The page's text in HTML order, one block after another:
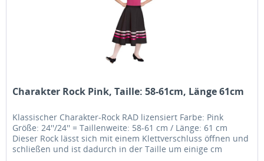
Charakter Rock Pink, Taille: 58-61cm, Länge 61cm
Klassischer Charakter-Rock RAD lizensiert Farbe: Pink
Größe: 24''/24'' = Taillenweite: 58-61 cm / Länge: 61 cm
Dieser Rock lässt sich mit einem Klettverschluss öffnen und
schließen und ist dadurch in der Taille um einige cm